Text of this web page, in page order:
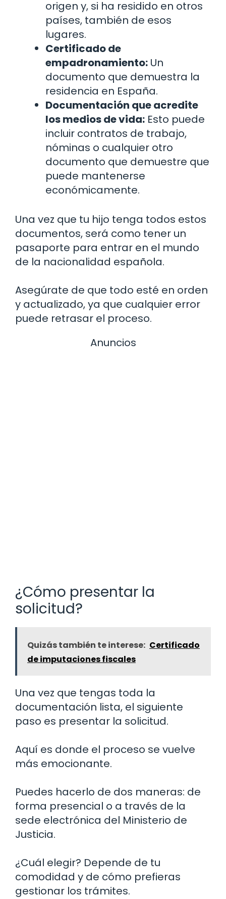
origen y, si ha residido en otros
países, también de esos
lugares.
Certificado de
empadronamiento: Un
documento que demuestra la
residencia en España.
Documentación que acredite
los medios de vida: Esto puede
incluir contratos de trabajo,
nóminas o cualquier otro
documento que demuestre que
puede mantenerse
económicamente.
Una vez que tu hijo tenga todos estos
documentos, será como tener un
pasaporte para entrar en el mundo
de la nacionalidad española.
Asegúrate de que todo esté en orden
y actualizado, ya que cualquier error
puede retrasar el proceso.
Anuncios
¿Cómo presentar la
solicitud?
Quizás también te interese: Certificado
de imputaciones fiscales
Una vez que tengas toda la
documentación lista, el siguiente
paso es presentar la solicitud.
Aquí es donde el proceso se vuelve
más emocionante.
Puedes hacerlo de dos maneras: de
forma presencial o a través de la
sede electrónica del Ministerio de
Justicia.
¿Cuál elegir? Depende de tu
comodidad y de cómo prefieras
gestionar los trámites.